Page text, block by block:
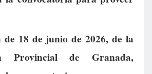
de 18 de junio de 2026, de la
Provincial de Granada,